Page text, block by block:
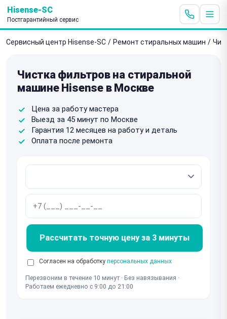
Hisense-SC
Постгарантийный сервис
Сервисный центр Hisense-SC / Ремонт стиральных машин /
Чистка фильтров на стиральной
машине Hisense в Москве
Цена за работу мастера
Выезд за 45 минут по Москве
Гарантия 12 месяцев на работу и деталь
Оплата после ремонта
Рассчитать точную цену за 3 минуты
Согласен на обработку персональных данных
Перезвоним в течение 10 минут · Без навязывания ·
Работаем ежедневно с 9:00 до 21:00